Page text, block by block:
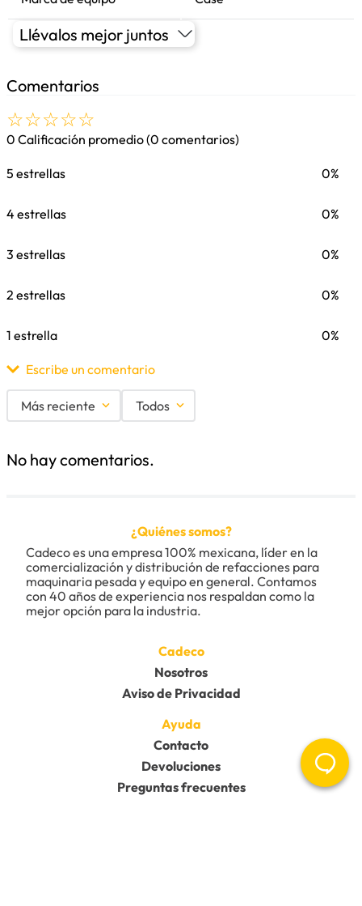
Llévalos mejor juntos
Comentarios
☆☆☆☆☆
0 Calificación promedio(0 comentarios)
5 estrellas 0%
4 estrellas 0%
3 estrellas 0%
2 estrellas 0%
1 estrella 0%
Escribe un comentario
Título
Califica el producto de 1 a 5 estrellas
★★★★★
Tu nombre
Escribe un comentario
Más reciente Todos
No hay comentarios.
¿Quiénes somos?
Cadeco es una empresa 100% mexicana, líder en la
comercialización y distribución de refacciones para
maquinaria pesada y equipo en general. Contamos
con 40 años de experiencia nos respaldan como la
mejor opción para la industria.
Cadeco
Nosotros
Aviso de Privacidad
Ayuda
Contacto
Devoluciones
Preguntas frecuentes